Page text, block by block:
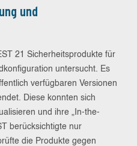
und
21 Sicherheitsprodukte für
untersucht. Es
verfügbaren Versionen
Diese konnten sich
und ihre „In-the-
berücksichtigte nur
die Produkte gegen